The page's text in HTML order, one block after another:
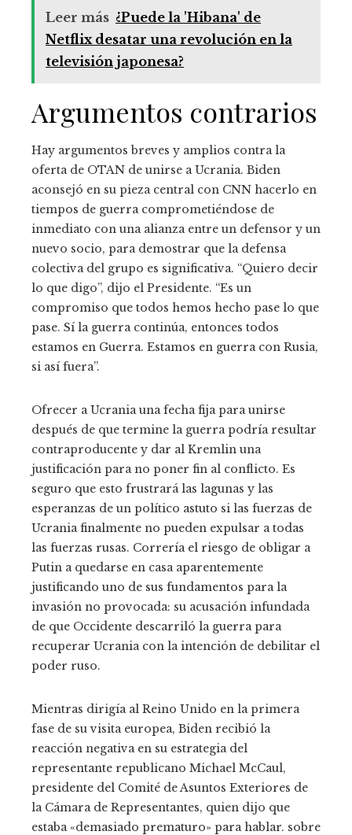
Leer más ¿Puede la 'Hibana' de
Netflix desatar una revolución en la
televisión japonesa?
Argumentos contrarios
Hay argumentos breves y amplios contra la
oferta de OTAN de unirse a Ucrania. Biden
aconsejó en su pieza central con CNN hacerlo en
tiempos de guerra comprometiéndose de
inmediato con una alianza entre un defensor y un
nuevo socio, para demostrar que la defensa
colectiva del grupo es significativa. “Quiero decir
lo que digo”, dijo el Presidente. “Es un
compromiso que todos hemos hecho pase lo que
pase. Sí la guerra continúa, entonces todos
estamos en Guerra. Estamos en guerra con Rusia,
si así fuera”.
Ofrecer a Ucrania una fecha fija para unirse
después de que termine la guerra podría resultar
contraproducente y dar al Kremlin una
justificación para no poner fin al conflicto. Es
seguro que esto frustrará las lagunas y las
esperanzas de un político astuto si las fuerzas de
Ucrania finalmente no pueden expulsar a todas
las fuerzas rusas. Correría el riesgo de obligar a
Putin a quedarse en casa aparentemente
justificando uno de sus fundamentos para la
invasión no provocada: su acusación infundada
de que Occidente descarriló la guerra para
recuperar Ucrania con la intención de debilitar el
poder ruso.
Mientras dirigía al Reino Unido en la primera
fase de su visita europea, Biden recibió la
reacción negativa en su estrategia del
representante republicano Michael McCaul,
presidente del Comité de Asuntos Exteriores de
la Cámara de Representantes, quien dijo que
estaba «demasiado prematuro» para hablar. sobre